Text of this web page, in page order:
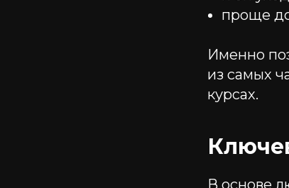
проще
Именно
из самых
курсах.
В основе